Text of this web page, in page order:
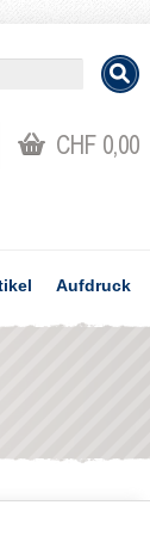
CHF 0,00
Aufdruck